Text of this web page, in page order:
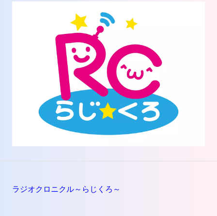
ラジオクロニクル～らじくろ～